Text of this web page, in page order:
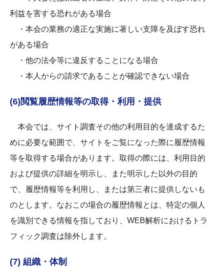
利益を害する恐れがある場合
・本会の業務の適正な実施に著しい支障を及ぼす恐れ
がある場合
・他の法令等に違反することになる場合
・本人からの請求であることが確認できない場合
(6)閲覧履歴情報等の取得・利用・提供
本会では、サイト調査その他の利用目的を達成するた
めに必要な範囲で、サイトをご覧になった際に履歴情報
等を取得する場合があります。取得の際には、利用目的
および提供の詳細を明示し、また明示した以外の目的
で、履歴情報等を利用し、または第三者に提供しないも
のとします。なおこの場合の履歴情報とは、特定の個人
を識別できる情報を指しており、WEB解析におけるトラ
フィック調査は除外します。
(7) 組織・体制